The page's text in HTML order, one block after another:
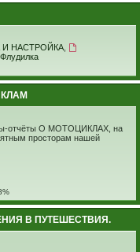
И НАСТРОЙКА,
Флудилка
отчёты О МОТОЦИКЛАХ, на
просторам нашей
В ПУТЕШЕСТВИЯ.